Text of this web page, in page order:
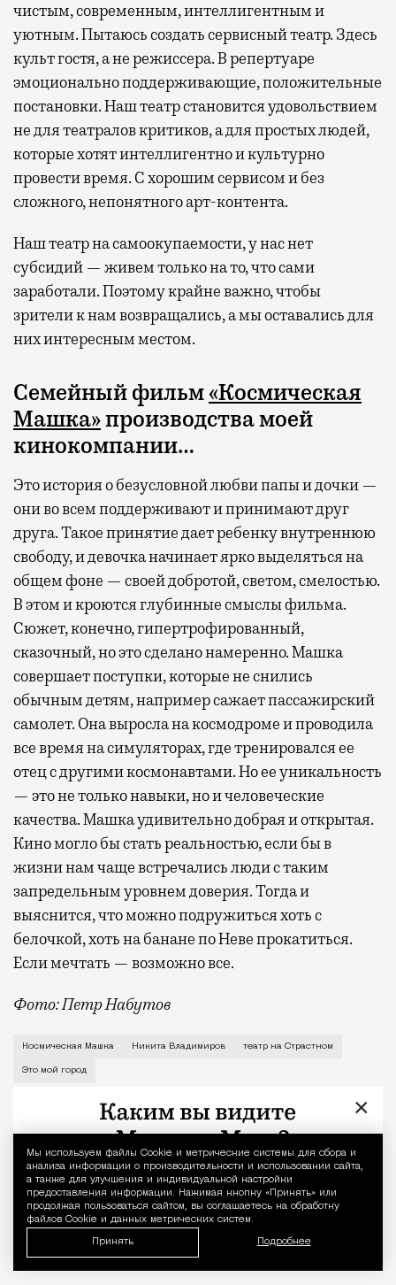
Уведомление
Мы используем файлы Сookie и метрические системы для сбора и
анализа информации о производительности и использовании сайта,
а также для улучшения и индивидуальной настройки
предоставления информации. Нажимая кнопку «Принять» или
продолжая пользоваться сайтом, вы соглашаетесь на обработку
файлов Cookie и данных метрических систем.
Принять Подробнее
чистым, современным, интеллигентным и
уютным. Пытаюсь создать сервисный театр. Здесь
культ гостя, а не режиссера. В репертуаре
эмоционально поддерживающие, положительные
постановки. Наш театр становится удовольствием
не для театралов критиков, а для простых людей,
которые хотят интеллигентно и культурно
провести время. С хорошим сервисом и без
сложного, непонятного арт-контента.
Наш театр на самоокупаемости, у нас нет
субсидий — живем только на то, что сами
заработали. Поэтому крайне важно, чтобы
зрители к нам возвращались, а мы оставались для
них интересным местом.
Семейный фильм«Космическая
Машка»производства моей
кинокомпании…
Это история о безусловной любви папы и дочки —
они во всем поддерживают и принимают друг
друга. Такое принятие дает ребенку внутреннюю
свободу, и девочка начинает ярко выделяться на
общем фоне — своей добротой, светом, смелостью.
В этом и кроются глубинные смыслы фильма.
Сюжет, конечно, гипертрофированный,
сказочный, но это сделано намеренно. Машка
совершает поступки, которые не снились
обычным детям, например сажает пассажирский
самолет. Она выросла на космодроме и проводила
все время на симуляторах, где тренировался ее
отец с другими космонавтами. Но ее уникальность
— это не только навыки, но и человеческие
качества. Машка удивительно добрая и открытая.
Кино могло бы стать реальностью, если бы в
жизни нам чаще встречались люди с таким
запредельным уровнем доверия. Тогда и
выяснится, что можно подружиться хоть с
белочкой, хоть на банане по Неве прокатиться.
Если мечтать — возможно все.
Фото: Петр Набутов
О рождении за границей благодаря бабушке
Космическая Машка Никита Владимиров театр на Страстном
Это мой город
×